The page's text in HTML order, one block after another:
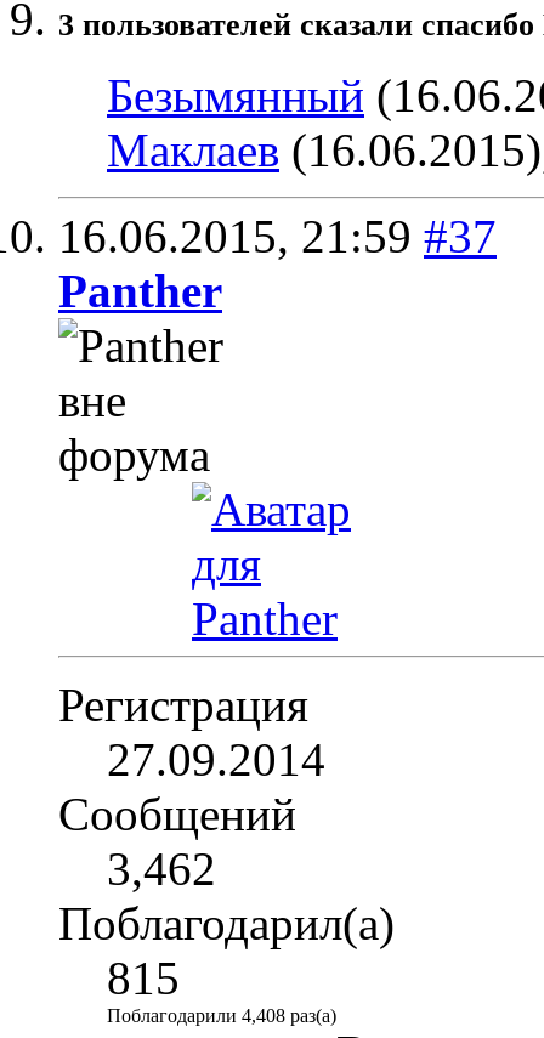
3 пользователей сказали
Безымянный
Маклаев
16.06.2015, 21:59 #37
Panther
Регистрация
27.09.2014
Сообщений
3,462
Поблагодарил(а)
815
Поблагодарили 4,408 раз(а)